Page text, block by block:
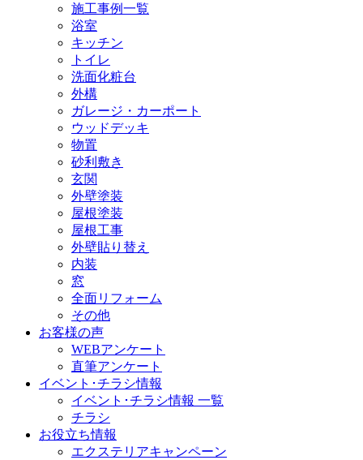
施工事例一覧
浴室
キッチン
トイレ
洗面化粧台
外構
ガレージ・カーポート
ウッドデッキ
物置
砂利敷き
玄関
外壁塗装
屋根塗装
屋根工事
外壁貼り替え
内装
窓
全面リフォーム
その他
お客様の声
WEBアンケート
直筆アンケート
イベント･チラシ情報
イベント･チラシ情報 一覧
チラシ
お役立ち情報
エクステリアキャンペーン